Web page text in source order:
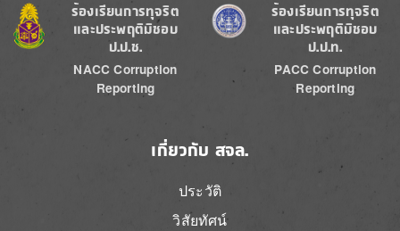
Image
ร้องเรียนการทุจริต
และประพฤติมิชอบ
ป.ป.ช.
NACC Corruption
Reporting
Image
ร้องเรียนการทุจริต
และประพฤติมิชอบ
ป.ป.ท.
PACC Corruption
Reporting
เกี่ยวกับ สจล.
ประวัติ
วิสัยทัศน์